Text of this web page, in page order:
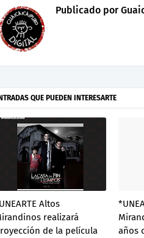
Publicado por
QUE PUEDEN INTERESARTE
Altos
realizará
de la película
años